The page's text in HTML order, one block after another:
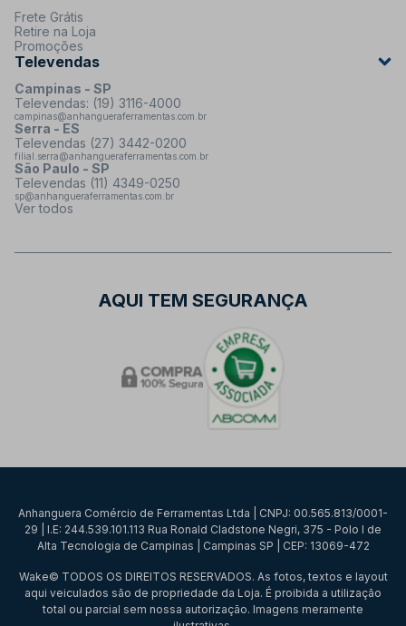
Frete Grátis
Retire na Loja
Promoções
Televendas
Campinas - SP
Televendas: (19) 3116-4000
campinas@anhangueraferramentas.com.br
Serra - ES
Televendas (27) 3442-0200
filial.serra@anhangueraferramentas.com.br
São Paulo - SP
Televendas (11) 4349-0250
sp@anhangueraferramentas.com.br
Ver todos
AQUI TEM SEGURANÇA
Anhanguera Comércio de Ferramentas Ltda | CNPJ: 00.565.813/0001-
29 | I.E: 244.539.101.113 Rua Ronald Cladstone Negri, 375 - Polo I de
Alta Tecnologia de Campinas | Campinas SP | CEP: 13069-472
Wake© TODOS OS DIREITOS RESERVADOS. As fotos, textos e layout
aqui veiculados são de propriedade da Loja. É proibida a utilização
total ou parcial sem nossa autorização. Imagens meramente